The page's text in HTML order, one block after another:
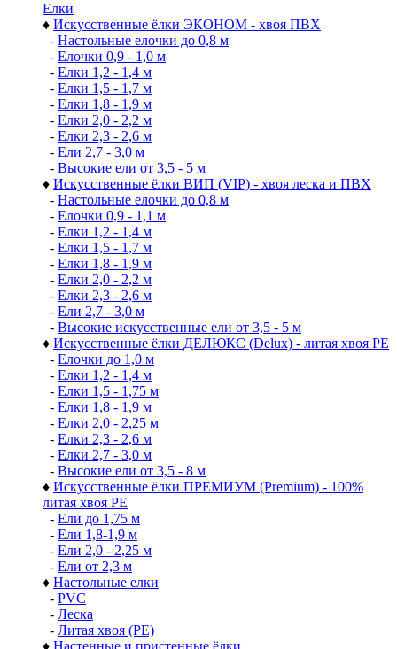
Елки
♦ Искусственные ёлки ЭКОНОМ - хвоя ПВХ
- Настольные елочки до 0,8 м
- Елочки 0,9 - 1,0 м
- Елки 1,2 - 1,4 м
- Елки 1,5 - 1,7 м
- Елки 1,8 - 1,9 м
- Елки 2,0 - 2,2 м
- Елки 2,3 - 2,6 м
- Ели 2,7 - 3,0 м
- Высокие ели от 3,5 - 5 м
♦ Искусственные ёлки ВИП (VIP) - хвоя леска и ПВХ
- Настольные елочки до 0,8 м
- Елочки 0,9 - 1,1 м
- Елки 1,2 - 1,4 м
- Елки 1,5 - 1,7 м
- Елки 1,8 - 1,9 м
- Елки 2,0 - 2,2 м
- Елки 2,3 - 2,6 м
- Ели 2,7 - 3,0 м
- Высокие искусственные ели от 3,5 - 5 м
♦ Искусственные ёлки ДЕЛЮКС (Delux) - литая хвоя РЕ
- Елочки до 1,0 м
- Елки 1,2 - 1,4 м
- Елки 1,5 - 1,75 м
- Елки 1,8 - 1,9 м
- Елки 2,0 - 2,25 м
- Елки 2,3 - 2,6 м
- Елки 2,7 - 3,0 м
- Высокие ели от 3,5 - 8 м
♦ Искусственные ёлки ПРЕМИУМ (Premium) - 100%
литая хвоя РЕ
- Ели до 1,75 м
- Ели 1,8-1,9 м
- Ели 2,0 - 2,25 м
- Ели от 2,3 м
♦ Настольные елки
- PVC
- Леска
- Литая хвоя (РЕ)
♦ Настенные и пристенные ёлки